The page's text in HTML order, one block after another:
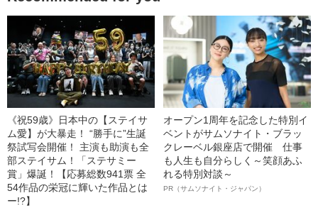
《祝59歳》日本中の【ステイサ
ム愛】が大暴走！ “勝手に”生誕
祭試写会開催！ 主演も助演も全
部ステイサム！「ステサミー
賞」爆誕！【応募総数941票 全
54作品の栄冠に輝いた作品とは
ー!?】
オープン1周年を記念した特別イ
ベントがサムソナイト・ブラッ
クレーベル銀座店で開催 仕事
も人生も自分らしく～笑顔あふ
れる特別対談～
PR（サムソナイト・ジャパン）